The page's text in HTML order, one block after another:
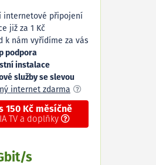
internetové připojení
již za 1 Kč
k nám vyřídíme za vás
podpora
instalace
služby se slevou
internet zdarma
150 Kč měsíčně
TV a doplňky
s